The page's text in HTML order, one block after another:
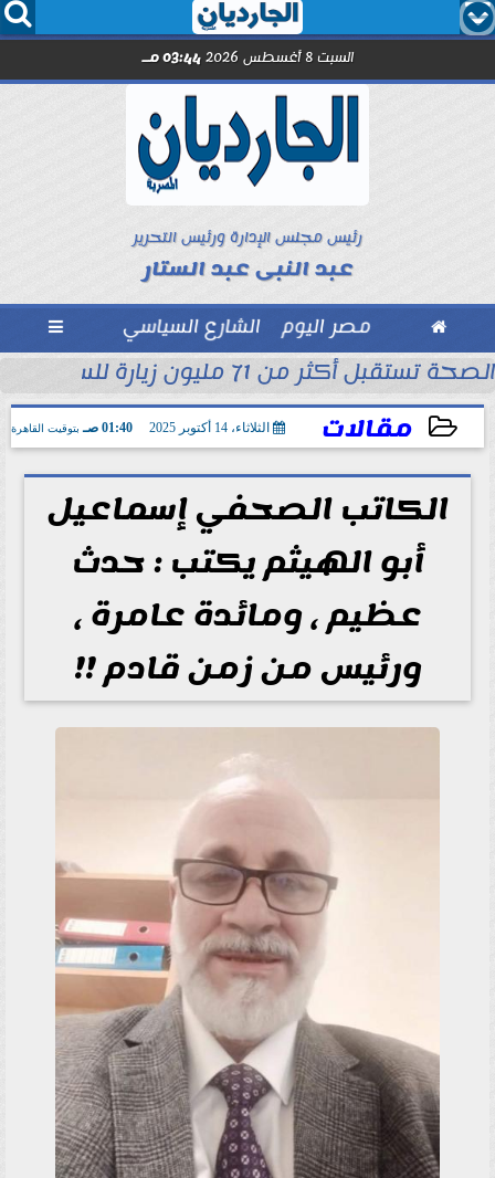
  
السبت 8 أغسطس 2026 03:44 مـ
رئيس مجلس الإدارة ورئيس التحرير
عبد النبى عبد الستار
 مصر اليوم الشارع السياسي 
البيت الأبيض بأنه...
الصحة تستقبل أكثر من 71 مليون زيارة للسيدات لتلقي خدمات الفحص والتوعية...
مقالات الثلاثاء، 14 أكتوبر 2025 01:40 صـ بتوقيت القاهرة
2025-10-14 01:40:42
الكاتب الصحفي إسماعيل
أبو الهيثم يكتب : حدث
عظيم ، ومائدة عامرة ،
ورئيس من زمن قادم !!